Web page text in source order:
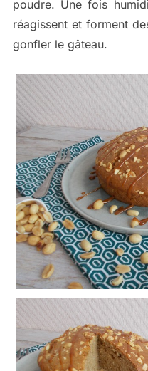
poudre. Une fois
réagissent et forment
gonfler le gâteau.